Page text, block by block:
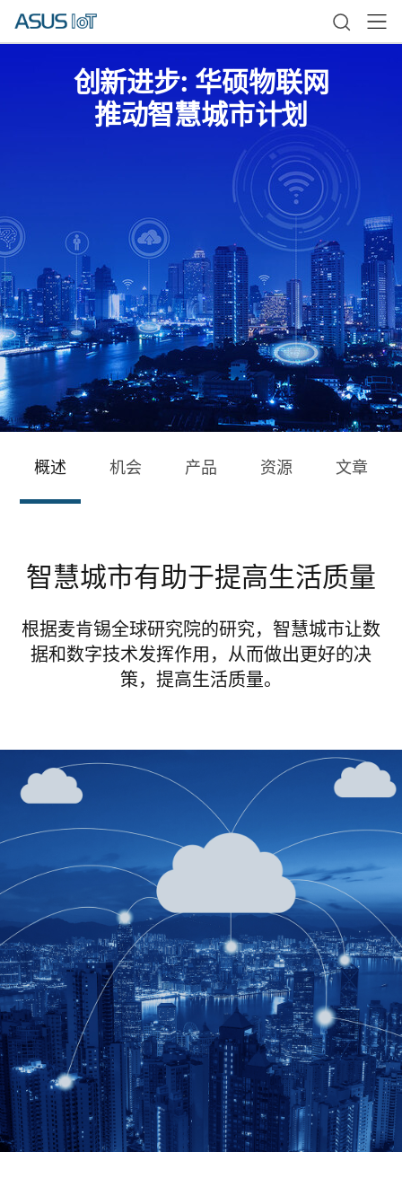
创新进步: 华硕物联网
推动智慧城市计划
概述 机会 产品 资源 文章
智慧城市有助于提高生活质量
根据麦肯锡全球研究院的研究，智慧城市让数
据和数字技术发挥作用，从而做出更好的决
策，提高生活质量。